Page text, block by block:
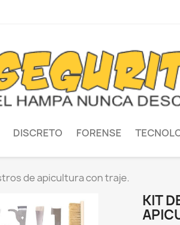
DISCRETO FORENSE
de apicultura con traje.
KIT